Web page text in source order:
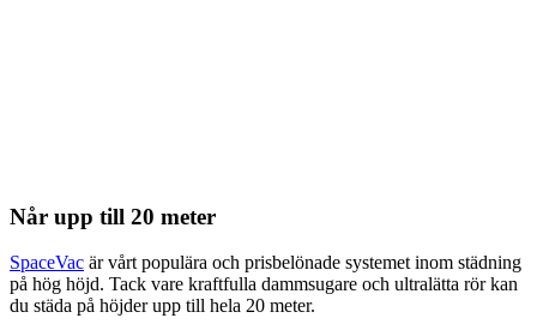
Når upp till 20 meter
SpaceVac är vårt populära och prisbelönade systemet inom städning
på hög höjd. Tack vare kraftfulla dammsugare och ultralätta rör kan
du städa på höjder upp till hela 20 meter.